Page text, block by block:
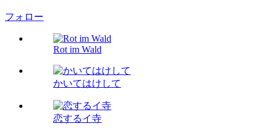
フォロー
Rot im Wald
かいてはけして
恋するイ寺